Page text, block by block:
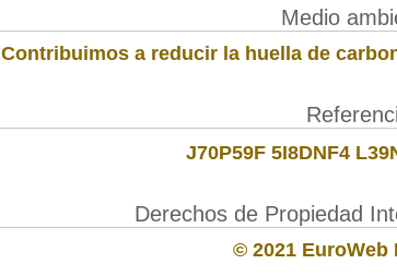
Medio
Contribuimos a reducir la huella de
J70P59F 5I8DNF4
Derechos de Propiedad
© 2021 EuroWeb